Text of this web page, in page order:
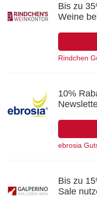
Bis zu
Weine
Rindchen
10%
ebrosia
Bis zu
Sale